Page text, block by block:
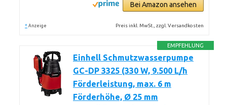
Bei Amazon ansehen
* Anzeige Preis inkl. MwSt., zzgl. Versandkosten
EMPFEHLUNG
Einhell Schmutzwasserpumpe
GC-DP 3325 (330 W, 9.500 L/h
Förderleistung, max. 6 m
Förderhöhe, Ø 25 mm